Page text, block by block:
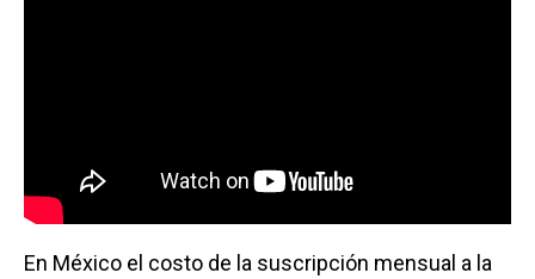
En México el costo de la suscripción mensual a la